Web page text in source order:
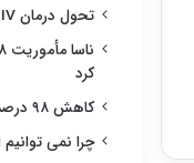
تحول درمان HIV با قرص هفتگی
کرد
کاهش ۹۸ درصدی بوی فاضلاب با نانوفیلتر ایرانی
چرا نمی